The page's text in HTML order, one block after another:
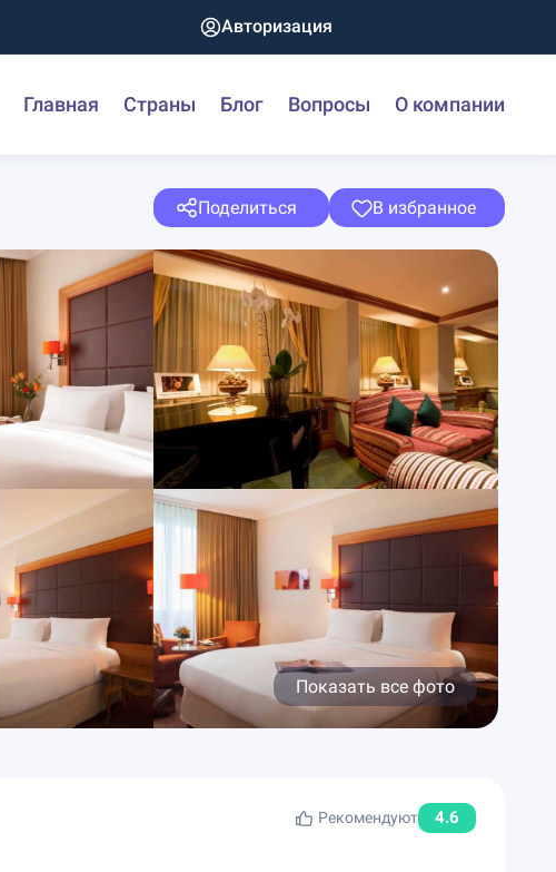
Авторизация
Главная Страны Блог Вопросы О компании
Поделиться В избранное
Показать все фото
Рекомендуют 4.6